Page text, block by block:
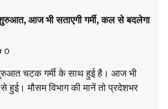
आज भी सताएगी गर्मी, कल से बदलेगा
0
चटक गर्मी के साथ हुई है। आज भी
मौसम विभाग की मानें तो प्रदेशभर